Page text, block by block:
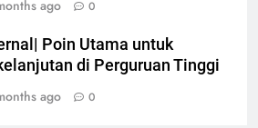
ago 0
Poin Utama untuk
di Perguruan Tinggi
ago 0